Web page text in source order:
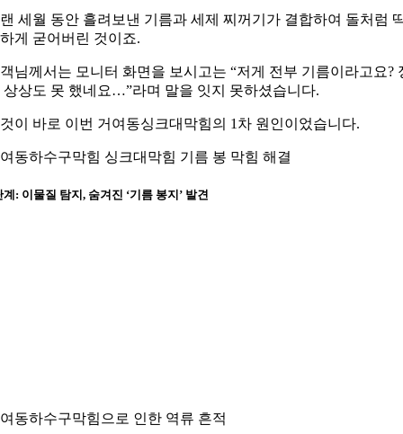
세월 동안 흘려보낸 기름과 세제 찌꺼기가 결합하여 돌처럼
게 굳어버린 것이죠.
님께서는 모니터 화면을 보시고는 “저게 전부 기름이라고요?
상상도 못 했네요…”라며 말을 잇지 못하셨습니다.
이 바로 이번 거여동싱크대막힘의 1차 원인이었습니다.
동하수구막힘 싱크대막힘 기름 봉 막힘 해결
계: 이물질 탐지, 숨겨진 ‘기름 봉지’ 발견
동하수구막힘으로 인한 역류 흔적